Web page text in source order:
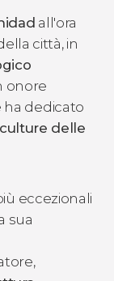
all'ora
città, in
onore
ha dedicato
culture delle
eccezionali
sua